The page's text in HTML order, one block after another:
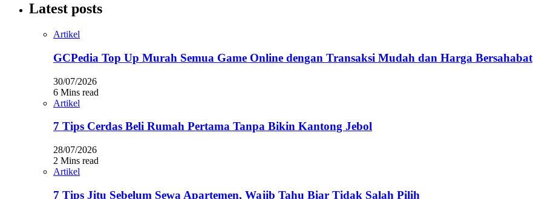
Latest posts
Artikel
GCPedia Top Up Murah Semua Game Online dengan Transaksi Mudah dan Harga Bersahabat
30/07/2026
6 Mins read
Artikel
7 Tips Cerdas Beli Rumah Pertama Tanpa Bikin Kantong Jebol
28/07/2026
2 Mins read
Artikel
7 Tips Jitu Sebelum Sewa Apartemen, Wajib Tahu Biar Tidak Salah Pilih